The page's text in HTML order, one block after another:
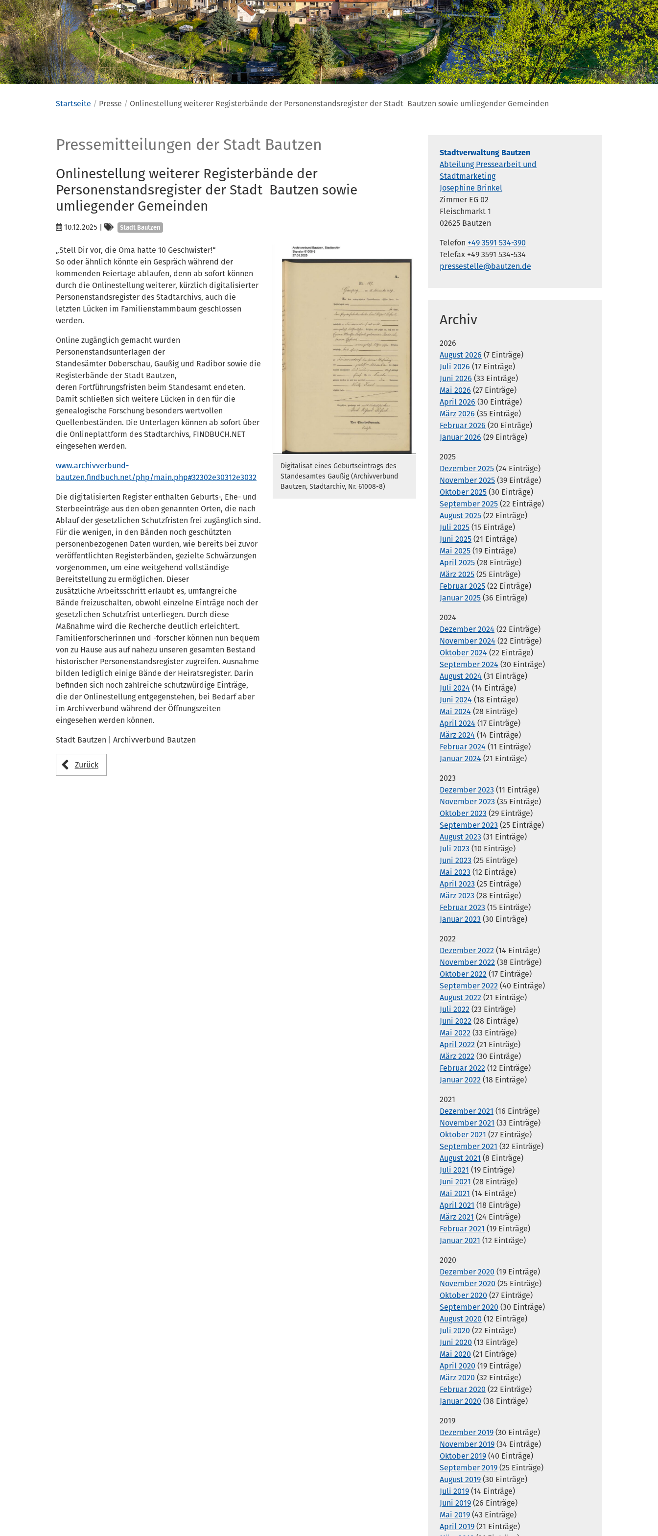
Startseite Presse Onlinestellung weiterer Registerbände der Personenstandsregister der Stadt Bautzen sowie umliegender Gemeinden
Presse
Pressemitteilungen der Stadt Bautzen
Onlinestellung weiterer Registerbände der
Personenstandsregister der Stadt Bautzen sowie
umliegender Gemeinden
10.12.2025 | Kategorien
Stadt Bautzen
„Stell Dir vor, die Oma hatte 10 Geschwister!“
So oder ähnlich könnte ein Gespräch während der
kommenden Feiertage ablaufen, denn ab sofort können
durch die Onlinestellung weiterer, kürzlich digitalisierter
Personenstandsregister des Stadtarchivs, auch die
letzten Lücken im Familienstammbaum geschlossen
werden.
Online zugänglich gemacht wurden
Personenstandsunterlagen der
Standesämter Doberschau, Gaußig und Radibor sowie die
Registerbände der Stadt Bautzen,
deren Fortführungsfristen beim Standesamt endeten.
Damit schließen sich weitere Lücken in den für die
genealogische Forschung besonders wertvollen
Quellenbeständen. Die Unterlagen können ab sofort über
die Onlineplattform des Stadtarchivs, FINDBUCH.NET
eingesehen werden.
www.archivverbund-
bautzen.findbuch.net/php/main.php#32302e30312e3032
Die digitalisierten Register enthalten Geburts-, Ehe- und
Sterbeeinträge aus den oben genannten Orten, die nach
Ablauf der gesetzlichen Schutzfristen frei zugänglich sind.
Für die wenigen, in den Bänden noch geschützten
personenbezogenen Daten wurden, wie bereits bei zuvor
veröffentlichten Registerbänden, gezielte Schwärzungen
vorgenommen, um eine weitgehend vollständige
Bereitstellung zu ermöglichen. Dieser
zusätzliche Arbeitsschritt erlaubt es, umfangreiche
Bände freizuschalten, obwohl einzelne Einträge noch der
gesetzlichen Schutzfrist unterliegen. Durch diese
Maßnahme wird die Recherche deutlich erleichtert.
Familienforscherinnen und -forscher können nun bequem
von zu Hause aus auf nahezu unseren gesamten Bestand
historischer Personenstandsregister zugreifen. Ausnahme
bilden lediglich einige Bände der Heiratsregister. Darin
befinden sich noch zahlreiche schutzwürdige Einträge,
die der Onlinestellung entgegenstehen, bei Bedarf aber
im Archivverbund während der Öffnungszeiten
eingesehen werden können.
Stadt Bautzen | Archivverbund Bautzen
Digitalisat eines Geburtseintrags des
Standesamtes Gaußig (Archivverbund
Bautzen, Stadtarchiv, Nr. 61008-8)
Zurück
Stadtverwaltung Bautzen
Abteilung Pressearbeit und
Stadtmarketing
Josephine Brinkel
Zimmer EG 02
Fleischmarkt 1
02625 Bautzen
Telefon +49 3591 534-390
Telefax +49 3591 534-534
pressestelle@bautzen.de
Archiv
2026
August 2026 (7 Einträge)
Juli 2026 (17 Einträge)
Juni 2026 (33 Einträge)
Mai 2026 (27 Einträge)
April 2026 (30 Einträge)
März 2026 (35 Einträge)
Februar 2026 (20 Einträge)
Januar 2026 (29 Einträge)
2025
Dezember 2025 (24 Einträge)
November 2025 (39 Einträge)
Oktober 2025 (30 Einträge)
September 2025 (22 Einträge)
August 2025 (22 Einträge)
Juli 2025 (15 Einträge)
Juni 2025 (21 Einträge)
Mai 2025 (19 Einträge)
April 2025 (28 Einträge)
März 2025 (25 Einträge)
Februar 2025 (22 Einträge)
Januar 2025 (36 Einträge)
2024
Dezember 2024 (22 Einträge)
November 2024 (22 Einträge)
Oktober 2024 (22 Einträge)
September 2024 (30 Einträge)
August 2024 (31 Einträge)
Juli 2024 (14 Einträge)
Juni 2024 (18 Einträge)
Mai 2024 (28 Einträge)
April 2024 (17 Einträge)
März 2024 (14 Einträge)
Februar 2024 (11 Einträge)
Januar 2024 (21 Einträge)
2023
Dezember 2023 (11 Einträge)
November 2023 (35 Einträge)
Oktober 2023 (29 Einträge)
September 2023 (25 Einträge)
August 2023 (31 Einträge)
Juli 2023 (10 Einträge)
Juni 2023 (25 Einträge)
Mai 2023 (12 Einträge)
April 2023 (25 Einträge)
März 2023 (28 Einträge)
Februar 2023 (15 Einträge)
Januar 2023 (30 Einträge)
2022
Dezember 2022 (14 Einträge)
November 2022 (38 Einträge)
Oktober 2022 (17 Einträge)
September 2022 (40 Einträge)
August 2022 (21 Einträge)
Juli 2022 (23 Einträge)
Juni 2022 (28 Einträge)
Mai 2022 (33 Einträge)
April 2022 (21 Einträge)
März 2022 (30 Einträge)
Februar 2022 (12 Einträge)
Januar 2022 (18 Einträge)
2021
Dezember 2021 (16 Einträge)
November 2021 (33 Einträge)
Oktober 2021 (27 Einträge)
September 2021 (32 Einträge)
August 2021 (8 Einträge)
Juli 2021 (19 Einträge)
Juni 2021 (28 Einträge)
Mai 2021 (14 Einträge)
April 2021 (18 Einträge)
März 2021 (24 Einträge)
Februar 2021 (19 Einträge)
Januar 2021 (12 Einträge)
2020
Dezember 2020 (19 Einträge)
November 2020 (25 Einträge)
Oktober 2020 (27 Einträge)
September 2020 (30 Einträge)
August 2020 (12 Einträge)
Juli 2020 (22 Einträge)
Juni 2020 (13 Einträge)
Mai 2020 (21 Einträge)
April 2020 (19 Einträge)
März 2020 (32 Einträge)
Februar 2020 (22 Einträge)
Januar 2020 (38 Einträge)
2019
Dezember 2019 (30 Einträge)
November 2019 (34 Einträge)
Oktober 2019 (40 Einträge)
September 2019 (25 Einträge)
August 2019 (30 Einträge)
Juli 2019 (14 Einträge)
Juni 2019 (26 Einträge)
Mai 2019 (43 Einträge)
April 2019 (21 Einträge)